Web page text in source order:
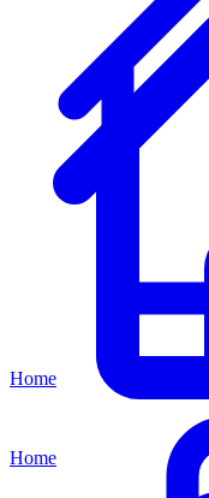
Home
Home